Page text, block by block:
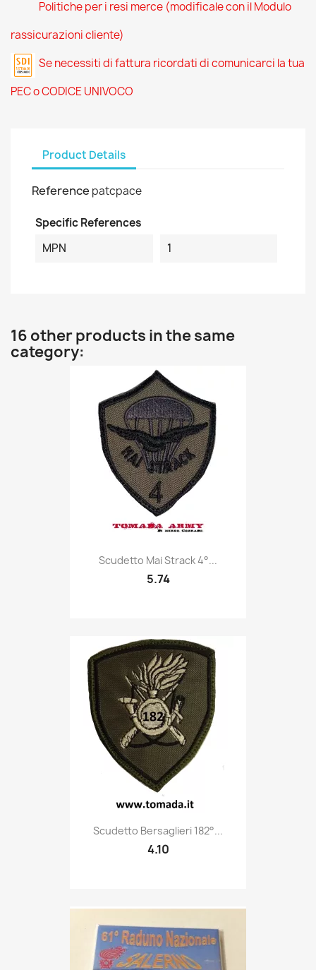
Politiche per i resi merce (modificale con il Modulo
rassicurazioni cliente)
Se necessiti di fattura ricordati di comunicarci la tua
PEC o CODICE UNIVOCO
Product Details
Reference patcpace
Specific References
MPN
1
16 other products in the same
category:
Quick view
Scudetto Mai Strack 4°...
5.74
Quick view
Scudetto Bersaglieri 182°...
4.10